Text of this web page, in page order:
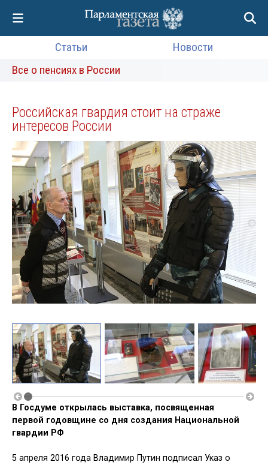
Статьи
Новости
Все о пенсиях в России
Российская гвардия стоит на страже
интересов России
В Госдуме открылась выставка, посвященная
первой годовщине со дня создания Национальной
гвардии РФ
5 апреля 2016 года Владимир Путин подписал Указ о